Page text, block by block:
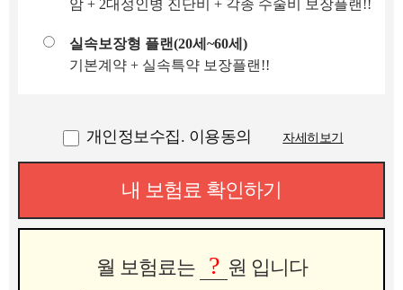
암 + 2대성인병 진단비 + 각종 수술비 보장플랜!!
실속보장형 플랜(20세~60세)
기본계약 + 실속특약 보장플랜!!
개인정보수집. 이용동의 자세히보기
내 보험료 확인하기
월 보험료는 ? 원 입니다